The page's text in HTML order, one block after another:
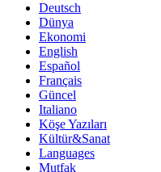
Deutsch
Dünya
Ekonomi
English
Español
Français
Güncel
Italiano
Köşe Yazıları
Kültür&Sanat
Languages
Mutfak